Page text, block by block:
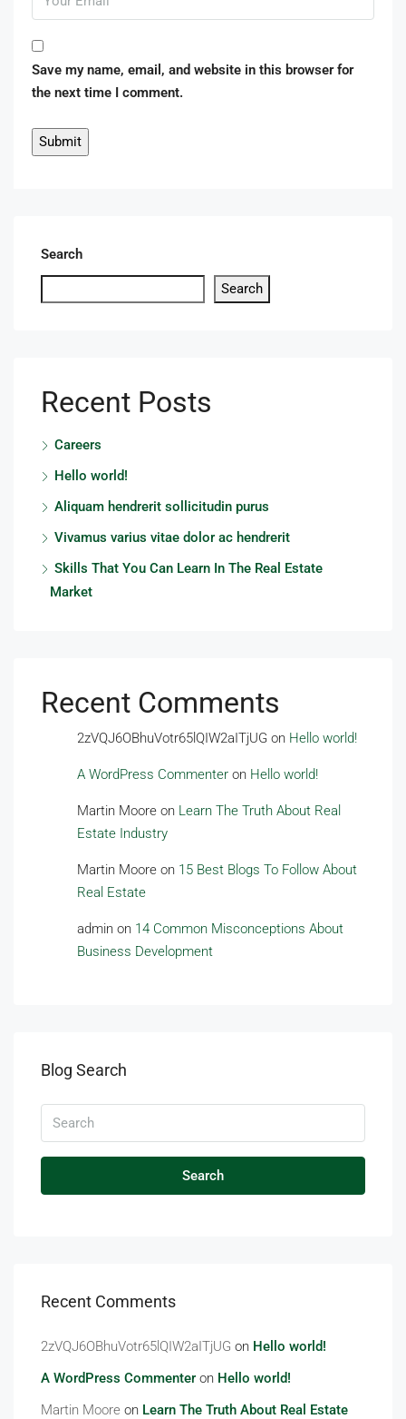
Save my name, email, and website in this browser for
the next time I comment.
Search
Search
Recent Posts
Careers
Hello world!
Aliquam hendrerit sollicitudin purus
Vivamus varius vitae dolor ac hendrerit
Skills That You Can Learn In The Real Estate
Market
Recent Comments
2zVQJ6OBhuVotr65lQIW2aITjUG on Hello world!
A WordPress Commenter on Hello world!
Martin Moore on Learn The Truth About Real
Estate Industry
Martin Moore on 15 Best Blogs To Follow About
Real Estate
admin on 14 Common Misconceptions About
Business Development
Blog Search
Search
Recent Comments
2zVQJ6OBhuVotr65lQIW2aITjUG on Hello world!
A WordPress Commenter on Hello world!
Martin Moore on Learn The Truth About Real Estate